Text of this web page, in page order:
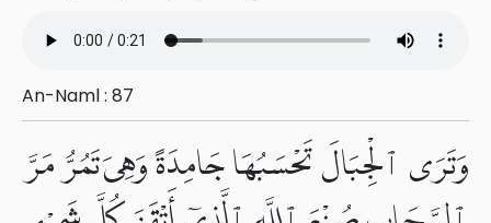
An-Naml : 87
وَتَرَى ٱلْجِبَالَ تَحْسَبُهَا جَامِدَةً وَهِىَ تَمُرُّ مَرَّ